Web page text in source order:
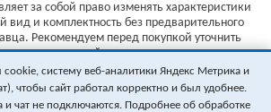
за собой право изменять характеристики
вид и комплектность без предварительного
Рекомендуем перед покупкой уточнить
товара на сайте производителя.
являются публичной офертой (ст.435 ГК РФ).
товара уточняйте у менеджера.
систему веб-аналитики Яндекс Метрика и
чтобы сайт работал корректно и был удобнее.
и чат не подключаются. Подробнее об обработке